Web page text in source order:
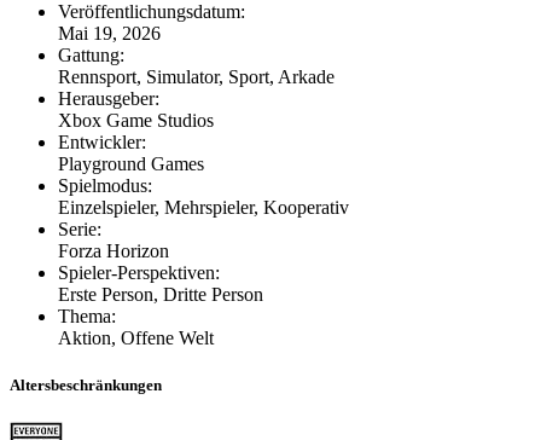
Veröffentlichungsdatum:
Mai 19, 2026
Gattung:
Rennsport, Simulator, Sport, Arkade
Herausgeber:
Xbox Game Studios
Entwickler:
Playground Games
Spielmodus:
Einzelspieler, Mehrspieler, Kooperativ
Serie:
Forza Horizon
Spieler-Perspektiven:
Erste Person, Dritte Person
Thema:
Aktion, Offene Welt
Altersbeschränkungen